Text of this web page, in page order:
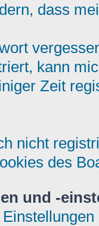
dass
kann
Zeit
nicht
des
und -